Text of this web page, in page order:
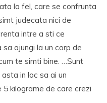
la fel, care se confrunta
judecata nici de
intre a sti ce
ajungi la un corp de
te simti bine. …Sunt
in loc sa ai un
kilograme de care crezi